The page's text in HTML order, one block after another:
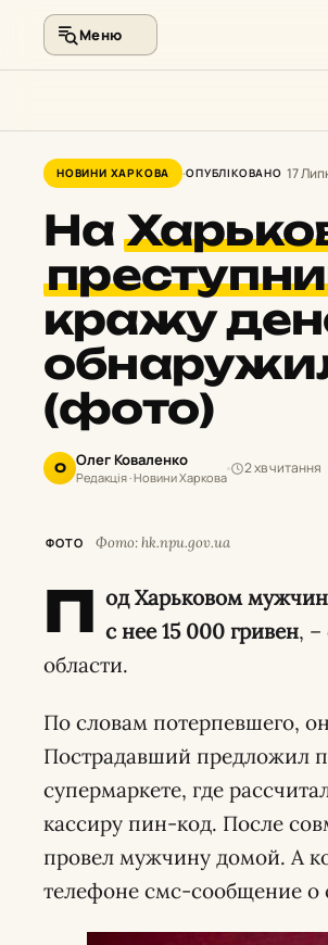
контенту
Меню
НОВИНИ ХАРКОВА ОПУБЛІКОВАНО 17
На
кражу
(фото)
О Олег Коваленко
Редакція · Новини Харкова
2 хв читання
ФОТО Фото: hk.npu.gov.ua
П од Харьковом
с нее 15 000 гривен,
области.
По словам потерпевшего,
Пострадавший предложил
супермаркете, где
кассиру пин-код. После
провел мужчину домой. А
телефоне смс-сообщение о